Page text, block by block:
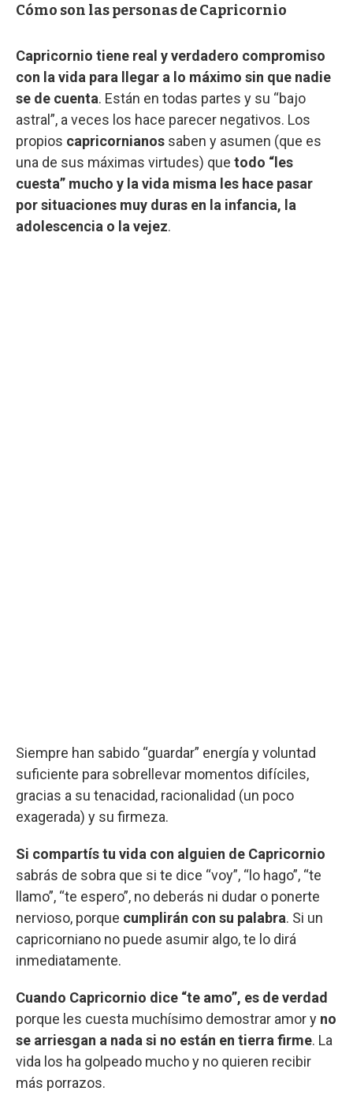
Cómo son las personas de Capricornio
Capricornio tiene real y verdadero compromiso
con la vida para llegar a lo máximo sin que nadie
se de cuenta. Están en todas partes y su “bajo
astral”, a veces los hace parecer negativos. Los
propios capricornianos saben y asumen (que es
una de sus máximas virtudes) que todo “les
cuesta” mucho y la vida misma les hace pasar
por situaciones muy duras en la infancia, la
adolescencia o la vejez.
Siempre han sabido “guardar” energía y voluntad
suficiente para sobrellevar momentos difíciles,
gracias a su tenacidad, racionalidad (un poco
exagerada) y su firmeza.
Si compartís tu vida con alguien de Capricornio
sabrás de sobra que si te dice “voy”, “lo hago”, “te
llamo”, “te espero”, no deberás ni dudar o ponerte
nervioso, porque cumplirán con su palabra. Si un
capricorniano no puede asumir algo, te lo dirá
inmediatamente.
Cuando Capricornio dice “te amo”, es de verdad
porque les cuesta muchísimo demostrar amor y no
se arriesgan a nada si no están en tierra firme. La
vida los ha golpeado mucho y no quieren recibir
más porrazos.